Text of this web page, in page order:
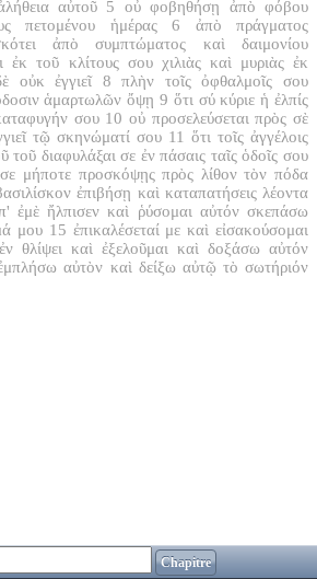
αὐτοῦ 5
οὐ φοβηθήσῃ ἀπὸ φόβου
πετομένου ἡμέρας
6
ἀπὸ πράγματος
ἀπὸ συμπτώματος καὶ δαιμονίου
ἐκ τοῦ κλίτους σου χιλιὰς καὶ μυριὰς ἐκ
οὐκ ἐγγιεῖ
8
πλὴν τοῖς ὀφθαλμοῖς σου
ἁμαρτωλῶν ὄψῃ 9 ὅτι σύ κύριε ἡ ἐλπίς
σου 10 οὐ προσελεύσεται πρὸς σὲ
τῷ σκηνώματί σου 11 ὅτι τοῖς ἀγγέλοις
τοῦ διαφυλάξαι σε ἐν πάσαις ταῖς ὁδοῖς σου
σε μήποτε προσκόψῃς πρὸς λίθον τὸν πόδα
ἐπιβήσῃ καὶ καταπατήσεις λέοντα
ἐμὲ ἤλπισεν καὶ ῥύσομαι αὐτόν σκεπάσω
μου 15 ἐπικαλέσεταί με καὶ εἰσακούσομαι
θλίψει καὶ ἐξελοῦμαι καὶ δοξάσω αὐτόν
αὐτὸν καὶ δείξω αὐτῷ τὸ σωτήριόν
Chapitre